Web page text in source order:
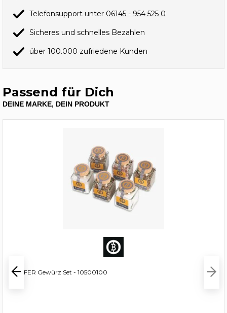
Telefonsupport unter 06145 - 954 525 0
Sicheres und schnelles Bezahlen
über 100.000 zufriedene Kunden
Passend für Dich
DEINE MARKE, DEIN PRODUKT
BEEFER Gewürz Set - 10500100